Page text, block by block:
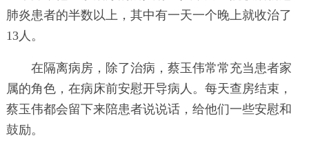
肺炎患者的半数以上，其中有一天一个晚上就收治了
13人。
在隔离病房，除了治病，蔡玉伟常常充当患者家
属的角色，在病床前安慰开导病人。每天查房结束，
蔡玉伟都会留下来陪患者说说话，给他们一些安慰和
鼓励。